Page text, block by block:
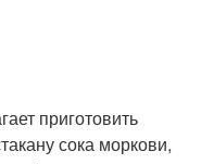
приготовить
сока моркови,